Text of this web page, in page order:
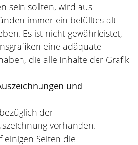
sein sollten, wird aus
immer ein befülltes alt-
Es ist nicht gewährleistet,
eine adäquate
die alle Inhalte der Grafik
und
der
vorhanden.
einigen Seiten die